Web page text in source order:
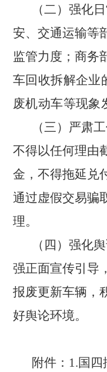
（二）强化
安、交通运输等
监管力度；商务
车回收拆解企业
废机动车等现象
（三）严肃
不得以任何理由
金，不得拖延兑
通过虚假交易骗
理。
（四）强化
强正面宣传引导
报废更新车辆，
好舆论环境。
附件： 1.国